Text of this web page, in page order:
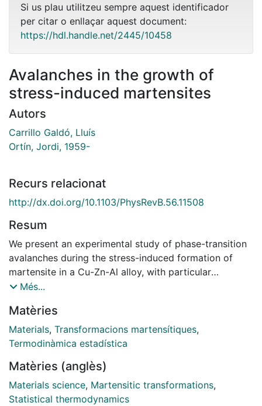
Si us plau utilitzeu sempre aquest identificador
per citar o enllaçar aquest document:
https://hdl.handle.net/2445/10458
Avalanches in the growth of
stress-induced martensites
Autors
Carrillo Galdó, Lluís
Ortín, Jordi, 1959-
Recurs relacionat
http://dx.doi.org/10.1103/PhysRevB.56.11508
Resum
We present an experimental study of phase-transition
avalanches during the stress-induced formation of
martensite in a Cu-Zn-Al alloy, with particular
attention to the effect of cycling. We have analyzed
the thermal events accompanying the transition, and
found that these magnitudes distribute according to
power laws in the first fifty cycles, within experimental
α
=
2.3
Més...
Matèries
Materials, Transformacions martensítiques,
Termodinàmica estadística
Matèries (anglès)
Materials science, Martensitic transformations,
Statistical thermodynamics